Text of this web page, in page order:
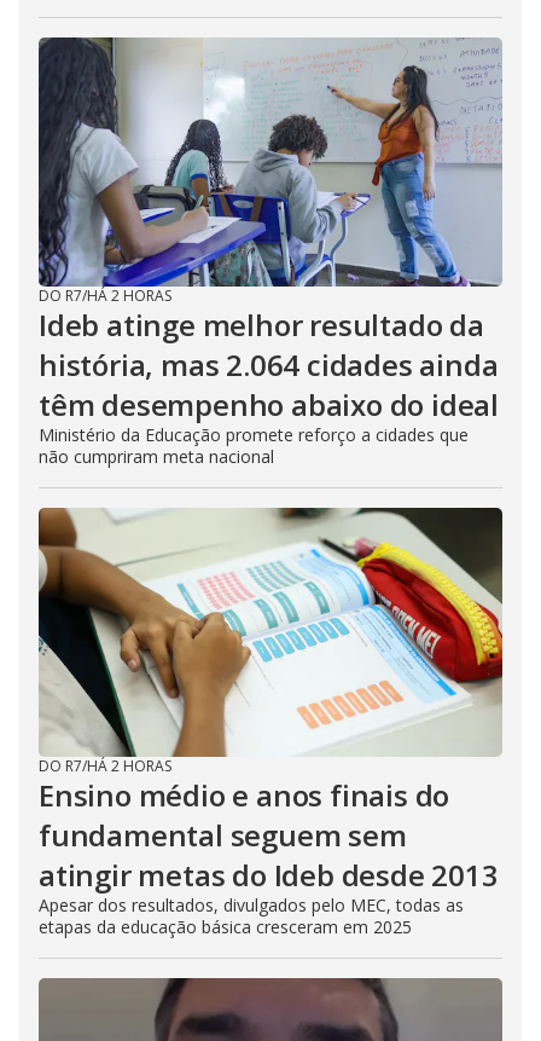
DO R7/HÁ 2 HORAS
Ideb atinge melhor resultado da
história, mas 2.064 cidades ainda
têm desempenho abaixo do ideal
Ministério da Educação promete reforço a cidades que
não cumpriram meta nacional
DO R7/HÁ 2 HORAS
Ensino médio e anos finais do
fundamental seguem sem
atingir metas do Ideb desde 2013
Apesar dos resultados, divulgados pelo MEC, todas as
etapas da educação básica cresceram em 2025